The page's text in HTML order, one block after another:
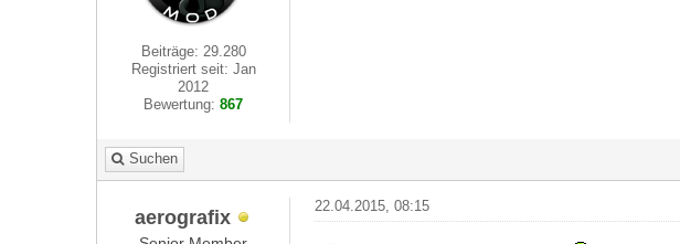
Beiträge: 29.280
Registriert seit: Jan
2012
Bewertung:867
Suchen
aerografix 22.04.2015, 08:15